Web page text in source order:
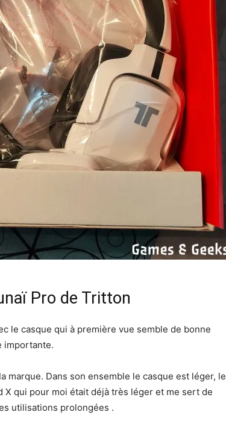
Pro de Tritton
le casque qui à première vue semble de bonne
importante.
marque. Dans son ensemble le casque est léger, le
X qui pour moi était déjà très léger et me sert de
utilisations prolongées .